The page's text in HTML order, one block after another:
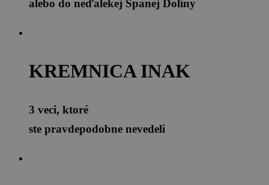
alebo do neďalekej Španej Doliny
KREMNICA INAK
3 veci, ktoré
ste pravdepodobne nevedeli